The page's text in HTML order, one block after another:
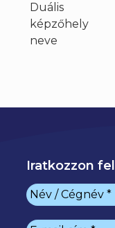
Duális
képzőhely
neve
Iratkozzon